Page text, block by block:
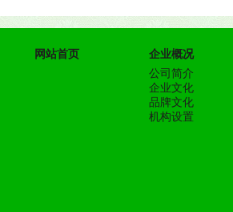
网站首页 企业概况
公司简介
企业文化
品牌文化
机构设置